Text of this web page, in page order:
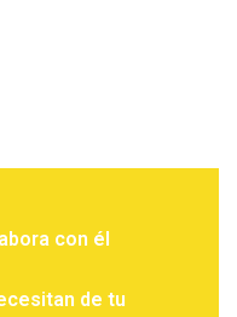
con él
de tu